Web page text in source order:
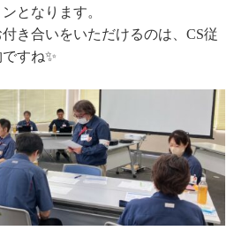
となります。
き合いをいただけるのは、CS従
すね✨